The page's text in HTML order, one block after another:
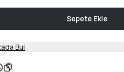
Sepete Ekle
Bul